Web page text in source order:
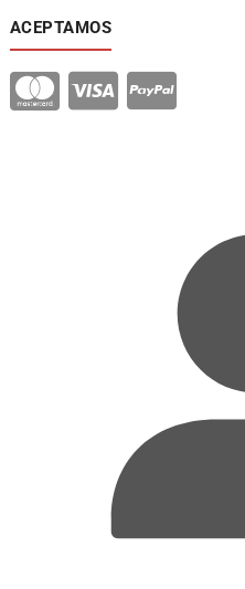
ACEPTAMOS